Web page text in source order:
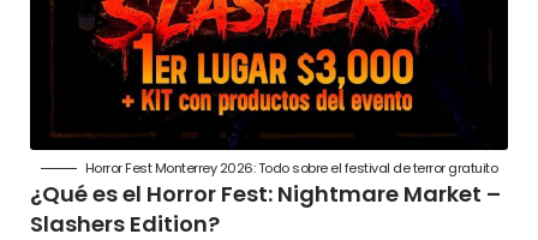
Horror Fest Monterrey 2026: Todo sobre el festival de terror gratuito
¿Qué es el Horror Fest: Nightmare Market –
Slashers Edition?